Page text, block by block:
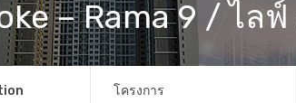
– Rama 9 / ไล
โครงการ